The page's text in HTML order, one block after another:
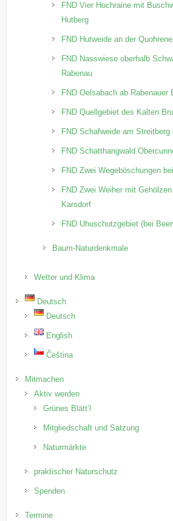
FND Vier Hochraine mit
Hutberg
FND Hutweide an der
FND Nasswiese oberhalb
Rabenau
FND Oelsabach ab Rabenauer
FND Quellgebiet des Kalten
FND Schafweide am Streitberg
FND Schatthangwald
FND Zwei Wegeböschungen
FND Zwei Weiher mit
Karsdorf
FND Uhuschutzgebiet (bei
Baum-Naturdenkmale
Wetter und Klima
Deutsch
Deutsch
English
Čeština
Mitmachen
Aktiv werden
Grünes Blätt’l
Mitgliedschaft und Satzung
Naturmärkte
praktischer Naturschutz
Spenden
Termine